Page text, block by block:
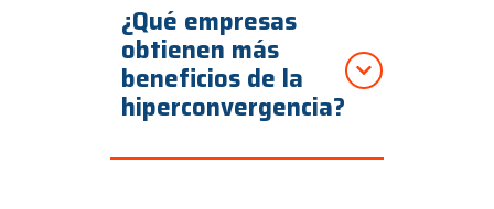
¿Qué empresas
obtienen más
beneficios de la
hiperconvergencia?